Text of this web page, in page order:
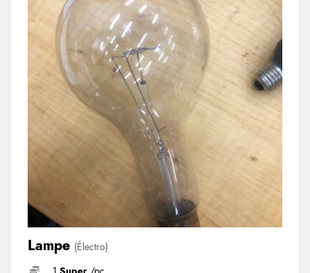
Lampe (Électro)